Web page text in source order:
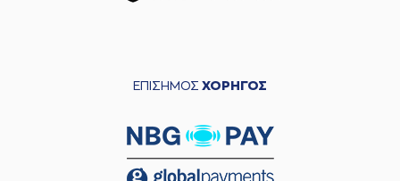
ΕΠΙΣΗΜΟΣ ΧΟΡΗΓΟΣ